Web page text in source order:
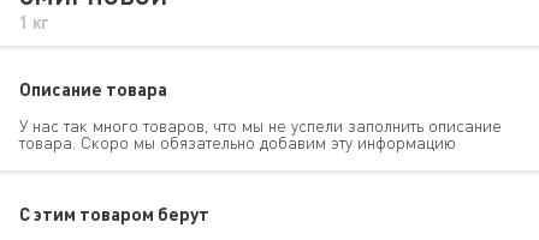
1 кг
Описание товара
У нас так много товаров, что мы не успели заполнить описание
товара. Скоро мы обязательно добавим эту информацию
C этим товаром берут